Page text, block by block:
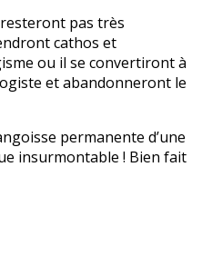
pas très
cathos et
ou il se convertiront à
et abandonneront le
permanente d’une
insurmontable ! Bien fait